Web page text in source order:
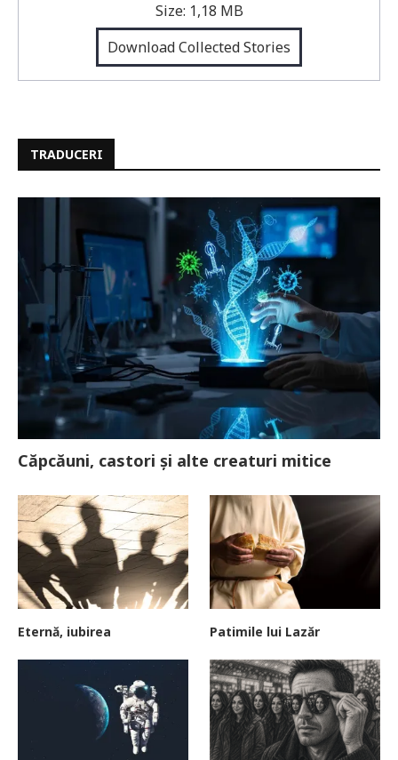
Size: 1,18 MB
Download Collected Stories
TRADUCERI
Căpcăuni, castori și alte creaturi mitice
Eternă, iubirea Patimile lui Lazăr